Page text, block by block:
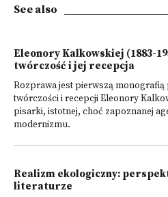
See also
Eleonory Kalkowskiej (1883-
twórczość i jej recepcja
Rozprawa jest pierwszą monografią
twórczości i recepcji Eleonory
pisarki, istotnej, choć zapoznanej
modernizmu.
Realizm ekologiczny:
literaturze